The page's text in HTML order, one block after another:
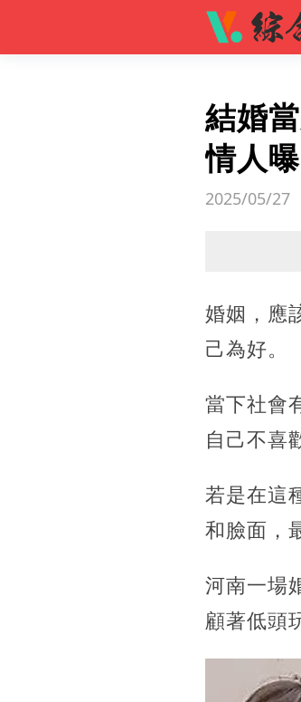
結婚
情人
2025/05/27
婚姻，應
己為好。
當下社會
自己不喜
若是在這
和臉面，
河南一場
顧著低頭